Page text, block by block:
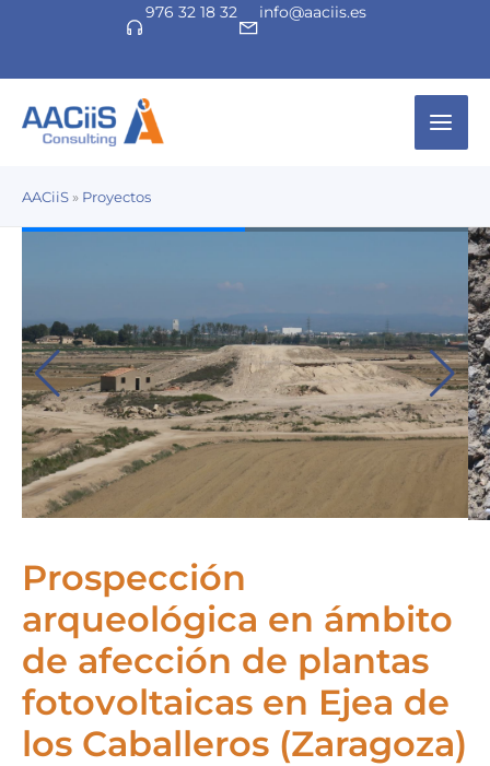
contenido
976 32 18 32 info@aaciis.es
AACiiS » Proyectos
Prospección
arqueológica en ámbito
de afección de plantas
fotovoltaicas en Ejea de
los Caballeros (Zaragoza)